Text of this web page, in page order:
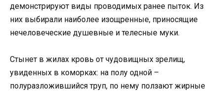
демонстрируют виды проводимых ранее пыток. Из
них выбирали наиболее изощренные, приносящие
нечеловеческие душевные и телесные муки.
Стынет в жилах кровь от чудовищных зрелищ,
увиденных в коморках: на полу одной –
полуразложившийся труп, по нему ползают жирные